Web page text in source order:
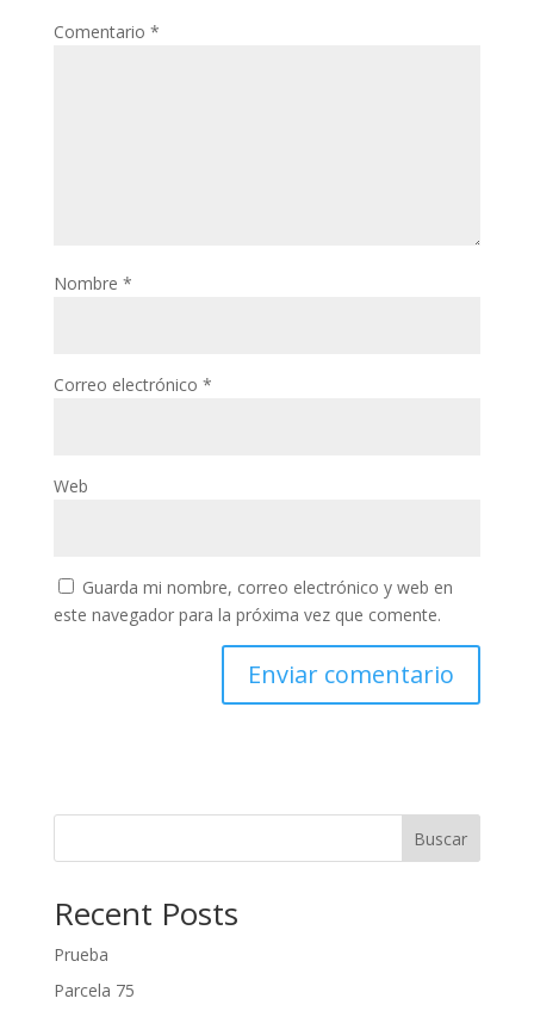
Comentario *
Nombre *
Correo electrónico *
Web
Guarda mi nombre, correo electrónico y web en
este navegador para la próxima vez que comente.
Buscar
Recent Posts
Prueba
Parcela 75